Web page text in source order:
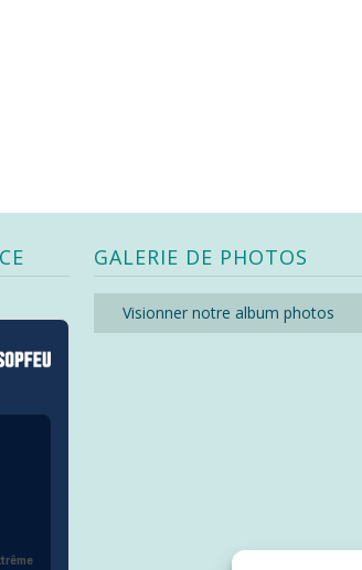
GALERIE DE PHOTOS
Visionner notre album photos